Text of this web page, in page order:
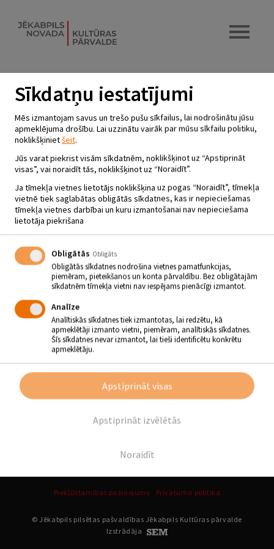
“MULTEŅU PĒCPUSDIENA JEB
MAZAIS BIBLIOTĒKAS
IZLAIDUMS”
11.05.2017 - plkst.11.00
Jēkabpils Galvenās bibliotēkas Bērnu literatūras nodaļā
11. maijā plkst. 11.00 notiks “Multeņu pēcpusdiena jeb
mazais bibliotēkas izlaidums”.
Pasākums notiek sadarbībā ar PII “Zvaniņš”
Piekļūstamības paziņojums Privātuma politika
© Jēkabpils pilsētas pašvaldības Jēkabpils Kultūras pārvalde
Izstrādāja
Sīkdatņu iestatījumi
Mēs izmantojam savus un trešo pušu sīkfailus, lai nodrošinātu jūsu
apmeklējuma drošību. Lai uzzinātu vairāk par mūsu sīkfailu politiku,
noklikšķinietšeit.
Jūs varat piekrist visām sīkdatnēm, noklikšķinot uz “Apstiprināt
visas”, vai noraidīt tās, noklikšķinot uz “Noraidīt”.
Ja tīmekļa vietnes lietotājs noklikšķina uz pogas “Noraidīt”, tīmekļa
vietnē tiek saglabātas obligātās sīkdatnes, kas ir nepieciešamas
tīmekļa vietnes darbībai un kuru izmantošanai nav nepieciešama
lietotāja piekrišana
Obligātās Obligāts
Obligātās sīkdatnes nodrošina vietnes pamatfunkcijas,
piemēram, pieteikšanos un konta pārvaldību. Bez obligātajām
sīkdatnēm tīmekļa vietni nav iespējams pienācīgi izmantot.
Analīze
Analītiskās sīkdatnes tiek izmantotas, lai redzētu, kā
apmeklētāji izmanto vietni, piemēram, analītiskās sīkdatnes.
Šīs sīkdatnes nevar izmantot, lai tieši identificētu konkrētu
apmeklētāju.
Noraidīt
Apstiprināt izvēlētās
Apstiprināt visas